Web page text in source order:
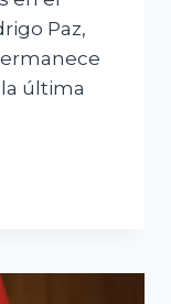
Paz,
última